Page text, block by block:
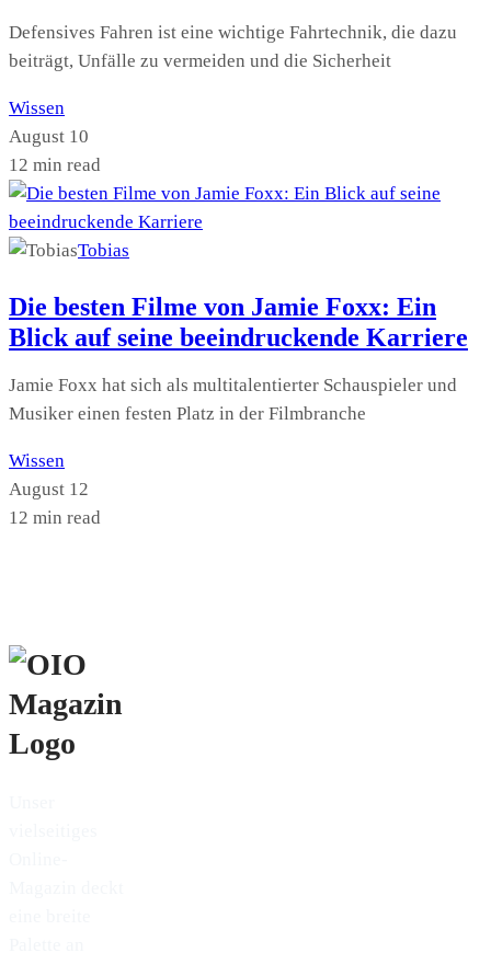
Defensives Fahren ist eine wichtige Fahrtechnik, die dazu
beiträgt, Unfälle zu vermeiden und die Sicherheit
Wissen
August 10
12 min read
Tobias
Die besten Filme von Jamie Foxx: Ein
Blick auf seine beeindruckende Karriere
Jamie Foxx hat sich als multitalentierter Schauspieler und
Musiker einen festen Platz in der Filmbranche
Wissen
August 12
12 min read